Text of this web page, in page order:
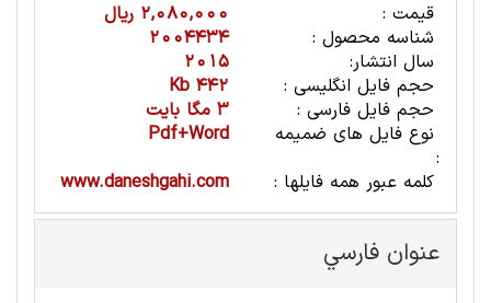
قیمت :
2,080,000 ریال
شناسه محصول :
2004434
سال انتشار:
2015
حجم فایل انگلیسی :
442 Kb
حجم فایل فارسی :
3 مگا بایت
نوع فایل های ضمیمه
:
Pdf+Word
کلمه عبور همه فایلها :
www.daneshgahi.com
عنوان فارسي